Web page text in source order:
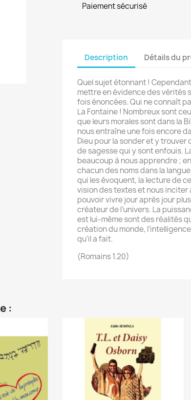
Paiement sécurisé
Description Détails du
Quel sujet étonnant !
mettre en évidence des vérités
fois énoncées. Qui ne connaît
La Fontaine ! Nombreux sont
que leurs morales sont dans la
nous entraîne une fois encore
Dieu pour la sonder et y trouver
de sagesse qui y sont enfouis.
beaucoup à nous apprendre ;
chacun des noms dans la
qui les évoquent, la lecture de
vision des textes et nous
pouvoir vivre jour après jour
créateur de l’univers. La
est lui-même sont des réalités
création du monde,
qu’il a fait.
(Romains 1.20)
: